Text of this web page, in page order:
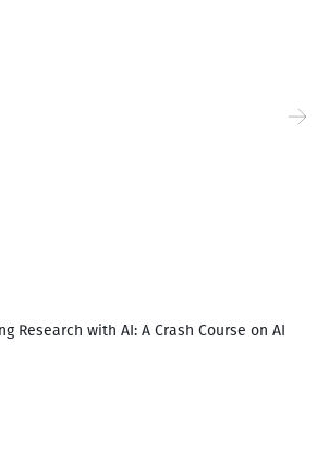
Research with AI: A Crash Course on AI